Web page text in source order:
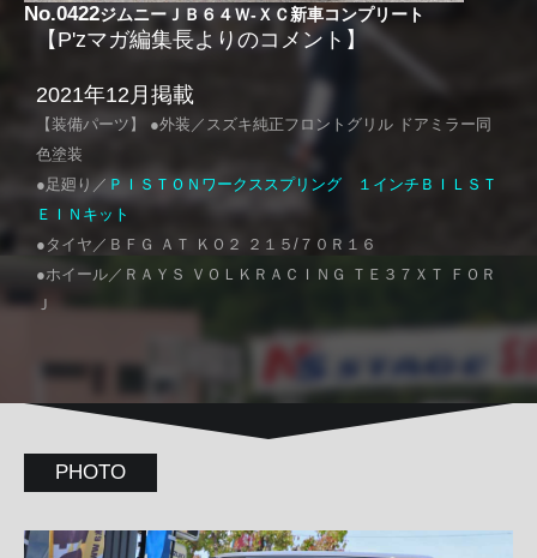
No.0422ジムニーＪＢ６４Ｗ-ＸＣ新車コンプリート
【P'zマガ編集長よりのコメント】
2021年12月掲載
【装備パーツ】 ●外装／スズキ純正フロントグリル ドアミラー同
色塗装
●足廻り／ ＰＩＳＴＯＮワークススプリング １インチＢＩＬＳＴ
ＥＩＮキット
●タイヤ／ＢＦＧ ＡＴ ＫＯ２ ２１５/７０Ｒ１６
●ホイール／ＲＡＹＳ ＶＯＬＫＲＡＣＩＮＧ ＴＥ３７ＸＴ ＦＯＲ
Ｊ
PHOTO